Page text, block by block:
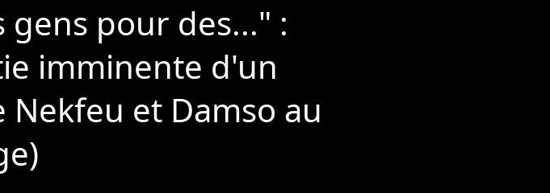
pour des..." :
imminente d'un
et Damso au